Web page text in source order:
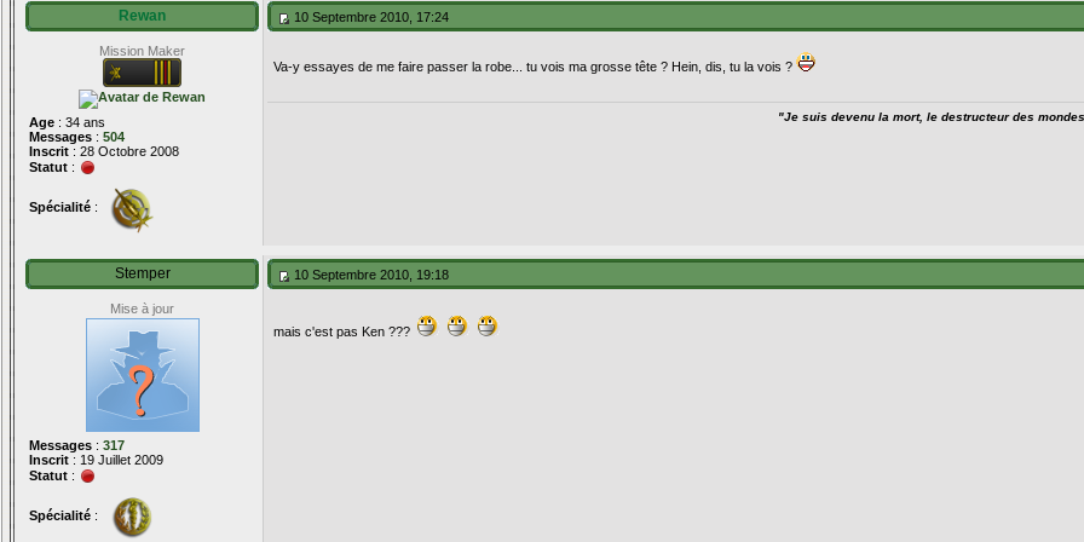
Rewan
Mission Maker
Age : 34 ans
Messages : 504
Inscrit : 28 Octobre 2008
Statut :
Spécialité :
10 Septembre 2010, 17:24
Va-y essayes de me faire passer la robe... tu vois ma grosse tête ? Hein, dis, tu la vois ?
"Je suis devenu la mort, le destructeur des
Stemper
Mise à jour
Messages : 317
Inscrit : 19 Juillet 2009
Statut :
Spécialité :
10 Septembre 2010, 19:18
mais c'est pas Ken ???